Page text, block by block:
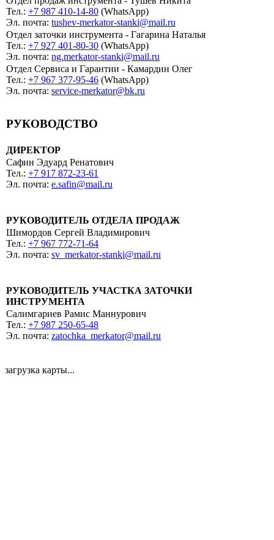
Тел.: +7 987 410-14-80 (WhatsApp)
Эл. почта: tushev-merkator-stanki@mail.ru
Отдел заточки инструмента - Гагарина Наталья
Тел.: +7 927 401-80-30 (WhatsApp)
Эл. почта: ng.merkator-stanki@mail.ru
Отдел Сервиса и Гарантии - Камардин Олег
Тел.: +7 967 377-95-46 (WhatsApp)
Эл. почта: service-merkator@bk.ru
РУКОВОДСТВО
ДИРЕКТОР
Сафин Эдуард Ренатович
Тел.: +7 917 872-23-61
Эл. почта: e.safin@mail.ru
РУКОВОДИТЕЛЬ ОТДЕЛА ПРОДАЖ
Шимордов Сергей Владимирович
Тел.: +7 967 772-71-64
Эл. почта: sv_merkator-stanki@mail.ru
РУКОВОДИТЕЛЬ УЧАСТКА ЗАТОЧКИ
ИНСТРУМЕНТА
Салимгариев Рамис Маннурович
Тел.: +7 987 250-65-48
Эл. почта: zatochka_merkator@mail.ru
загрузка карты...